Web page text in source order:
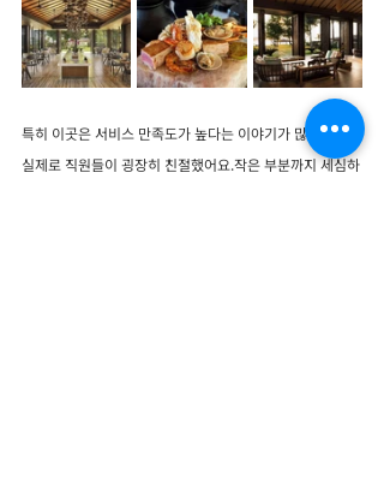
특히 이곳은 서비스 만족도가 높다는 이야기가 많았는데
실제로 직원들이 굉장히 친절했어요.작은 부분까지 세심하